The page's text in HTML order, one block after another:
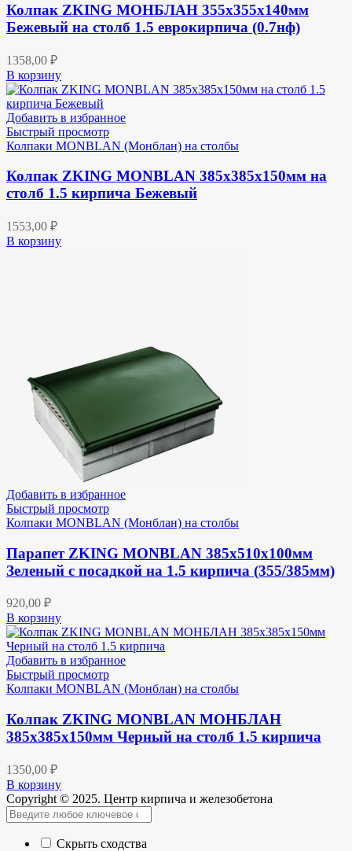
Колпак ZKING МОНБЛАН 355х355х140мм
Бежевый на столб 1.5 еврокирпича (0.7нф)
1358,00 ₽
В корзину
Добавить в избранное
Быстрый просмотр
Колпаки MONBLAN (Монблан) на столбы
Колпак ZKING MONBLAN 385х385х150мм на
столб 1.5 кирпича Бежевый
1553,00 ₽
В корзину
Добавить в избранное
Быстрый просмотр
Колпаки MONBLAN (Монблан) на столбы
Парапет ZKING MONBLAN 385х510х100мм
Зеленый с посадкой на 1.5 кирпича (355/385мм)
920,00 ₽
В корзину
Добавить в избранное
Быстрый просмотр
Колпаки MONBLAN (Монблан) на столбы
Колпак ZKING MONBLAN МОНБЛАН
385х385х150мм Черный на столб 1.5 кирпича
1350,00 ₽
В корзину
Copyright © 2025. Центр кирпича и железобетона
Скрыть сходства